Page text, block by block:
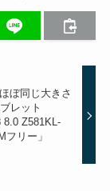
ぼ同じ大きさ
レット
8.0 Z581KL-
フリー」